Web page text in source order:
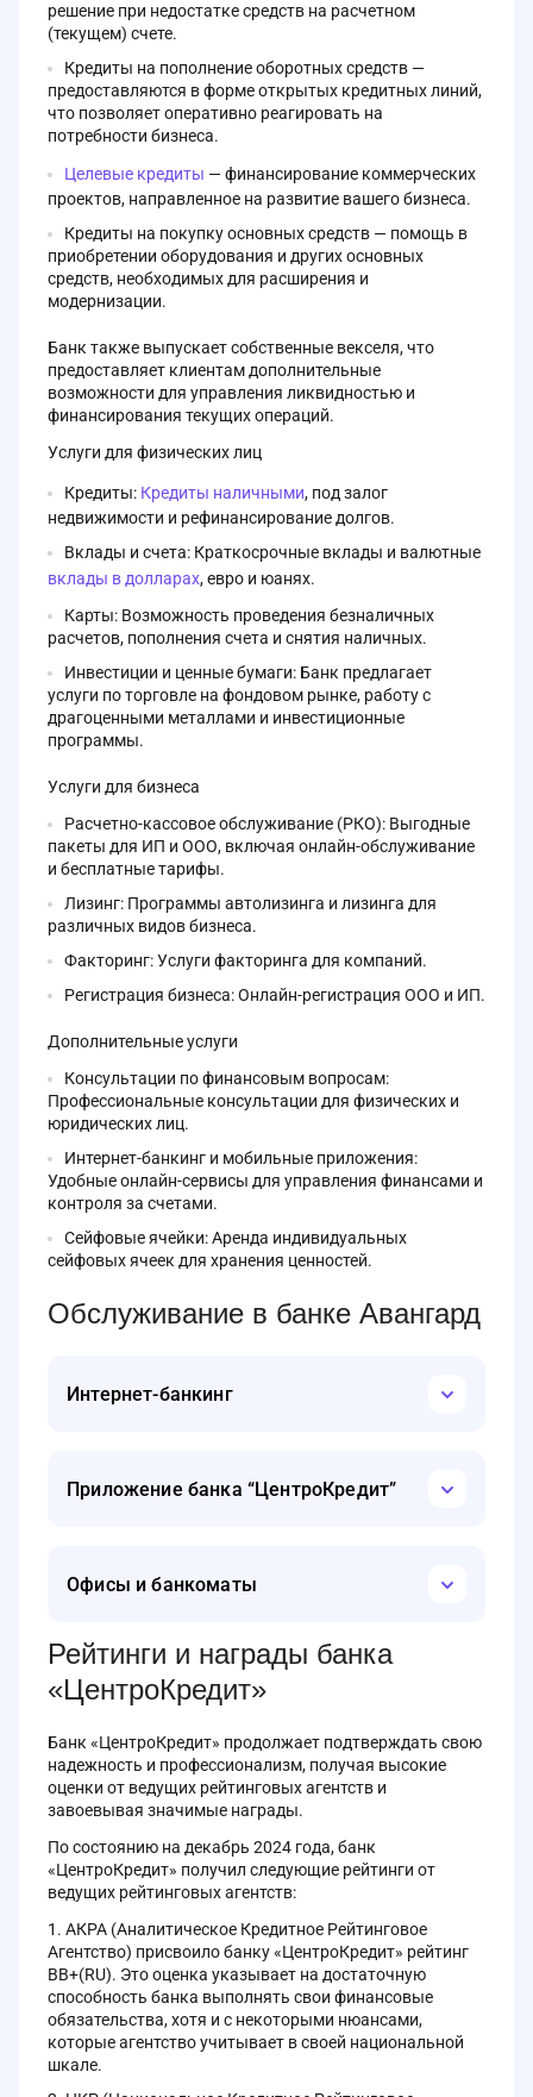
решение при недостатке средств на расчетном
(текущем) счете.
Кредиты на пополнение оборотных средств —
предоставляются в форме открытых кредитных линий,
что позволяет оперативно реагировать на
потребности бизнеса.
Целевые кредиты — финансирование коммерческих
проектов, направленное на развитие вашего бизнеса.
Кредиты на покупку основных средств — помощь в
приобретении оборудования и других основных
средств, необходимых для расширения и
модернизации.
Банк также выпускает собственные векселя, что
предоставляет клиентам дополнительные
возможности для управления ликвидностью и
финансирования текущих операций.
Услуги для физических лиц
Кредиты: Кредиты наличными, под залог
недвижимости и рефинансирование долгов.
Вклады и счета: Краткосрочные вклады и валютные
вклады в долларах, евро и юанях.
Карты: Возможность проведения безналичных
расчетов, пополнения счета и снятия наличных.
Инвестиции и ценные бумаги: Банк предлагает
услуги по торговле на фондовом рынке, работу с
драгоценными металлами и инвестиционные
программы.
Услуги для бизнеса
Расчетно-кассовое обслуживание (РКО): Выгодные
пакеты для ИП и ООО, включая онлайн-обслуживание
и бесплатные тарифы.
Лизинг: Программы автолизинга и лизинга для
различных видов бизнеса.
Факторинг: Услуги факторинга для компаний.
Регистрация бизнеса: Онлайн-регистрация ООО и ИП.
Дополнительные услуги
Консультации по финансовым вопросам:
Профессиональные консультации для физических и
юридических лиц.
Интернет-банкинг и мобильные приложения:
Удобные онлайн-сервисы для управления финансами и
контроля за счетами.
Сейфовые ячейки: Аренда индивидуальных
сейфовых ячеек для хранения ценностей.
Обслуживание в банке Авангард
Интернет-банкинг
клиентам управлять своими финансами онлайн,
обеспечивая безопасность и удобство.
Проверка баланса,
Оплату услуг,
Управление счетами и вкладами.
сайте.
Приложение банка “ЦентроКредит”
приложение «ЦКБ Инвестиции». С его помощью вы
можете совершать биржевые сделки онлайн из любой
Чтобы начать, откройте брокерский счёт на сайте
банка и получите доступ к финансовым рынкам. В
приложении легко вкладывать средства и управлять
различными финансовыми инструментами на
Московской бирже, такими как акции, облигации,
ПИФы, валюты и драгоценные металлы. Приложение
позволяет следить за котировками и разнообразить
ваш инвестиционный портфель.
Вы можете скачать мобильное приложение банка
“ЦентроКредит” “ЦКБ Инвестиции” на сайте RuStore.
Приложение доступно для устройств на базе Android и
имеет версию 1.3.17-production.
Чтобы скачать приложение:
Откройте сайт RuStore.
Воспользуйтесь поиском для нахождения
приложения “ЦКБ Инвестиции”.
Офисы и банкоматы
Отделения и банкоматы банка “ЦентроКредит” есть в
Москве. В столице расположены несколько офисов,
но в других городах офисов нет.
Рейтинги и награды банка
«ЦентроКредит»
Банк «ЦентроКредит» продолжает подтверждать свою
надежность и профессионализм, получая высокие
оценки от ведущих рейтинговых агентств и
завоевывая значимые награды.
По состоянию на декабрь 2024 года, банк
«ЦентроКредит» получил следующие рейтинги от
ведущих рейтинговых агентств:
АКРА (Аналитическое Кредитное Рейтинговое
Агентство) присвоило банку «ЦентроКредит» рейтинг
BB+(RU). Это оценка указывает на достаточную
способность банка выполнять свои финансовые
обязательства, хотя и с некоторыми нюансами,
которые агентство учитывает в своей национальной
шкале.